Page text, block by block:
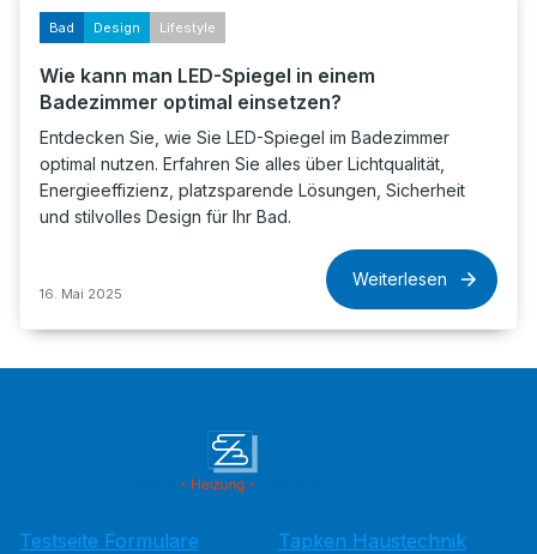
Bad Design Lifestyle
Wie kann man LED-Spiegel in einem
Badezimmer optimal einsetzen?
Entdecken Sie, wie Sie LED-Spiegel im Badezimmer
optimal nutzen. Erfahren Sie alles über Lichtqualität,
Energieeffizienz, platzsparende Lösungen, Sicherheit
und stilvolles Design für Ihr Bad.
16. Mai 2025
Weiterlesen
Testseite Formulare
Tapken Haustechnik